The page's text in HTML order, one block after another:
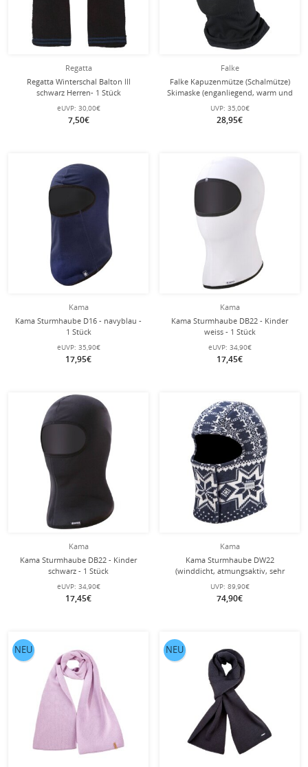
Regatta
Regatta Winterschal Balton lll
schwarz Herren- 1 Stück
eUVP: 30,00€
7,50€
Falke
Falke Kapuzenmütze (Schalmütze)
Skimaske (enganliegend, warm und
elastisch) schwarz - 1 Stück
UVP: 35,00€
28,95€
Kama
Kama Sturmhaube D16 - navyblau -
1 Stück
eUVP: 35,90€
17,95€
Kama
Kama Sturmhaube DB22 - Kinder
weiss - 1 Stück
eUVP: 34,90€
17,45€
Kama
Kama Sturmhaube DB22 - Kinder
schwarz - 1 Stück
eUVP: 34,90€
17,45€
Kama
Kama Sturmhaube DW22
(winddicht, atmungsaktiv, sehr
warm) - navyblau/weiss - 1 Stück
UVP: 89,90€
74,90€
NEU NEU